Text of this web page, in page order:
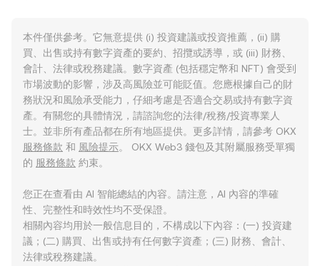
本件僅供參考。它無意提供 (i) 投資建議或投資推薦，(ii) 購
買、出售或持有數字資產的要約、招攬或誘導，或 (iii) 財務、
會計、法律或稅務建議。數字資產 (包括穩定幣和 NFT) 會受到
市場波動的影響，涉及高風險並可能貶值。您應根據自己的財
務狀況和風險承受能力，仔細考慮是否適合交易或持有數字資
產。有關您的具體情況，請諮詢您的法律/稅務/投資專業人
士。並非所有產品都在所有地區提供。更多詳情，請參考 OKX
服務條款 和 風險提示。 OKX Web3 錢包及其附屬服務受單獨
的 服務條款 約束。
您正在查看由 AI 智能總結的內容。請注意，AI 內容的準確
性、完整性和時效性均不受保證。
相關內容均用於一般信息目的，不構成以下內容：(一) 投資建
議；(二) 購買、出售或持有任何數字資產；(三) 財務、會計、
法律或稅務建議。